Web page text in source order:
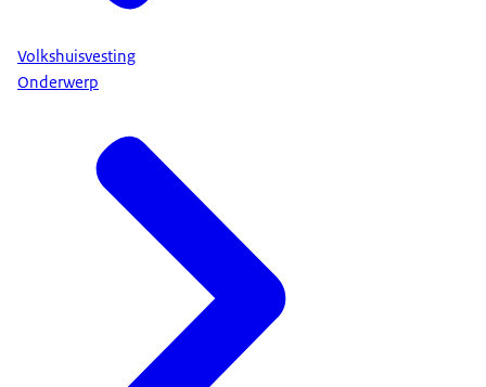
Volkshuisvesting
Onderwerp